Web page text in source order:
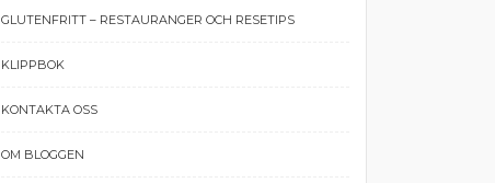
GLUTENFRITT – RESTAURANGER OCH RESETIPS
KLIPPBOK
KONTAKTA OSS
OM BLOGGEN